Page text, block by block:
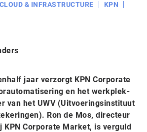
CLOUD & INFRASTRUCTURE
KPN
jaar verzorgt KPN Corporate
en het werkplek-
van het UWV (Uitvoeringsinstituut
Ron de Mos, directeur
KPN Corporate Market, is verguld